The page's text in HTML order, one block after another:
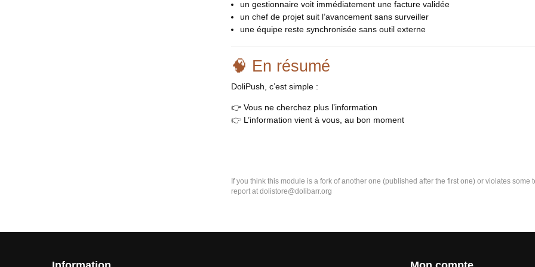
un gestionnaire voit immédiatement une facture validée
un chef de projet suit l’avancement sans surveiller
une équipe reste synchronisée sans outil externe
🧠 En résumé
DoliPush, c’est simple :
👉 Vous ne cherchez plus l’information
👉 L’information vient à vous, au bon moment
If you think this module is a fork of another one (published after the first one) or violates
report at dolistore@dolibarr.org